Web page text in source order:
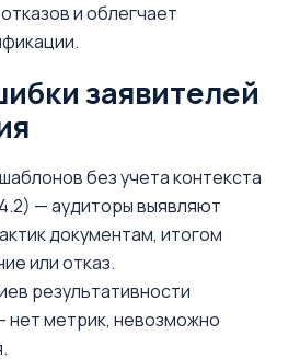
и облегчает
заявителей
без учета контекста
— аудиторы выявляют
документам, итогом
или отказ.
результативности
нет метрик, невозможно